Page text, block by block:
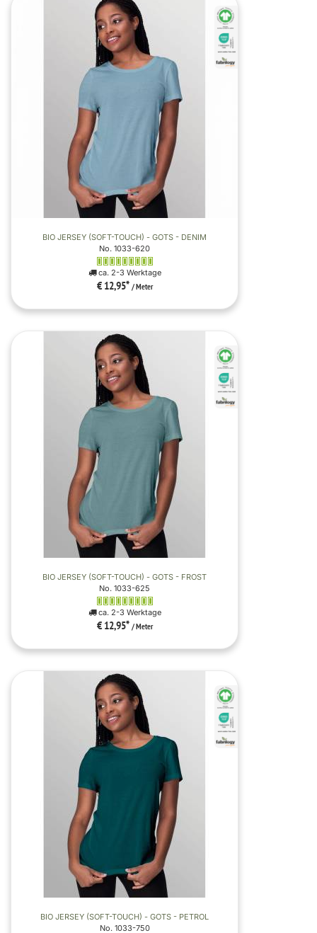
BIO JERSEY (SOFT-TOUCH) - GOTS - DENIM
No. 1033-620
ca. 2-3 Werktage
€ 12,95* / Meter
BIO JERSEY (SOFT-TOUCH) - GOTS - FROST
No. 1033-625
ca. 2-3 Werktage
€ 12,95* / Meter
BIO JERSEY (SOFT-TOUCH) - GOTS - PETROL
No. 1033-750